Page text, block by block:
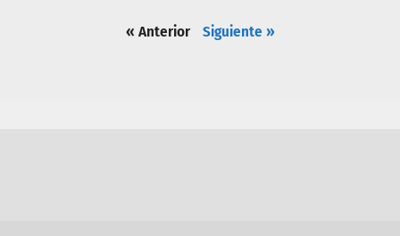
« Anterior Siguiente »